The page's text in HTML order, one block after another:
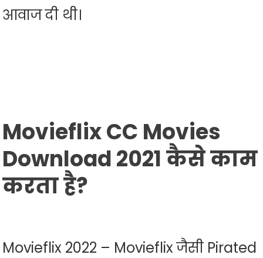
आवाज दी थी।
Movieflix CC Movies
Download 2021 कैसे काम
करता है?
Movieflix 2022 – Movieflix जैसी Pirated